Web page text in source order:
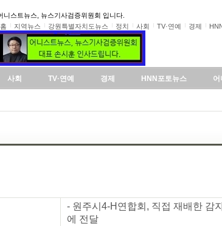
니스트뉴스, 뉴스기사검증위원회 입니다.
홈 지역뉴스 강원특별자치도뉴스 정치 사회 TV·연예 경제
사회 TV·연예 경제 HNN포토뉴스 어
- 원주시4-H연합회, 직접 재배한 감
에 전달